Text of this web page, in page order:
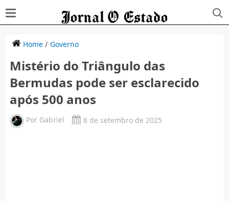
Home/ Governo
Mistério do Triângulo das
Bermudas pode ser esclarecido
após 500 anos
Por Gabriel 8 de setembro de 2025